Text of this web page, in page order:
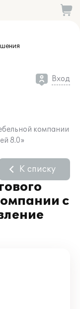
Вход
компании
8.0»
с
К списку